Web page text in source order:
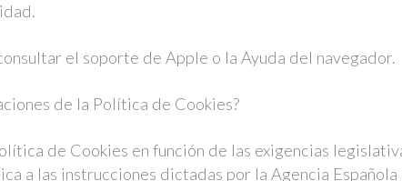
el soporte de Apple o la Ayuda del navegador.
de la Política de Cookies?
de Cookies en función de las exigencias
a las instrucciones dictadas por la Agencia